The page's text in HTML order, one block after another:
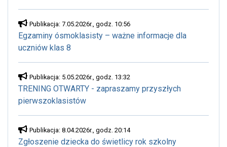
Publikacja: 7.05.2026r., godz. 10:56
Egzaminy ósmoklasisty – ważne informacje dla
uczniów klas 8
Publikacja: 5.05.2026r., godz. 13:32
TRENING OTWARTY - zapraszamy przyszłych
pierwszoklasistów
Publikacja: 8.04.2026r., godz. 20:14
Zgłoszenie dziecka do świetlicy rok szkolny